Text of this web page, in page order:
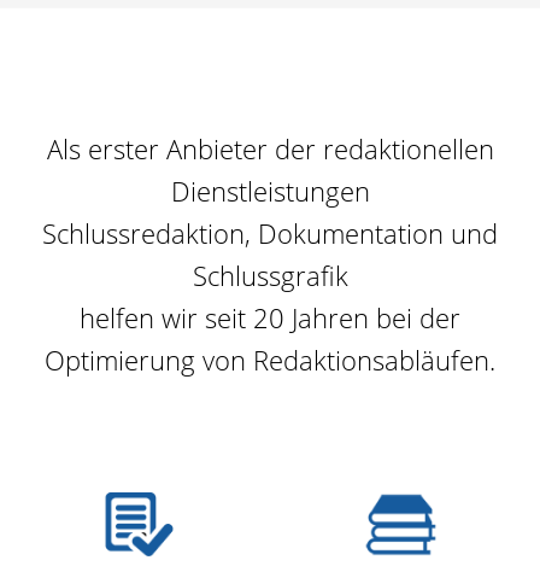
Als erster Anbieter der redaktionellen
Dienstleistungen
Schlussredaktion, Dokumentation und
Schlussgrafik
helfen wir seit 20 Jahren bei der
Optimierung von Redaktionsabläufen.